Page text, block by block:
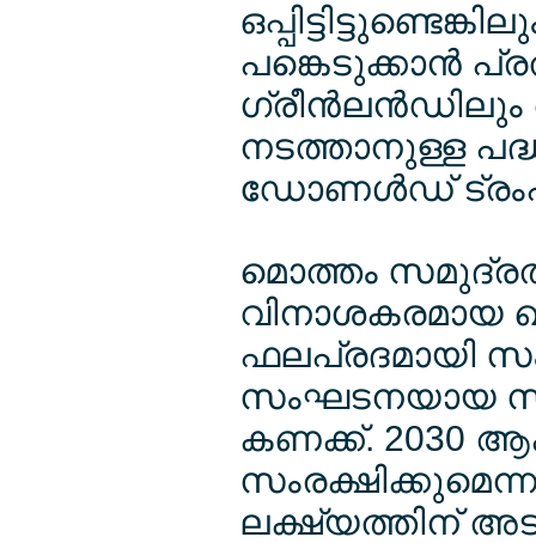
പങ്കെടുക്കാന്‍
ഗ്രീന്‍ലന്‍ഡിലും
നടത്താനുള്ള
ഡോണള്‍ഡ്
മൊത്തം
വിനാശകരമായ
ഫലപ്രദമായി
സംഘടനയായ
കണക്ക്. 2030
ലക്ഷ്യത്തിന്